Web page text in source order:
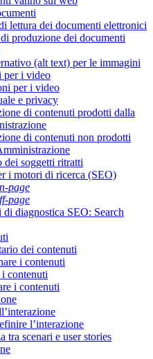
lettura dei documenti elettronici
produzione dei documenti
(alt text) per le immagini
per i video
per i video
e privacy
di contenuti prodotti dalla
di contenuti non prodotti
dei soggetti ritratti
i motori di ricerca (SEO)
page
page
diagnostica SEO: Search
dei contenuti
i contenuti
contenuti
i contenuti
l’interazione
tra scenari e user stories